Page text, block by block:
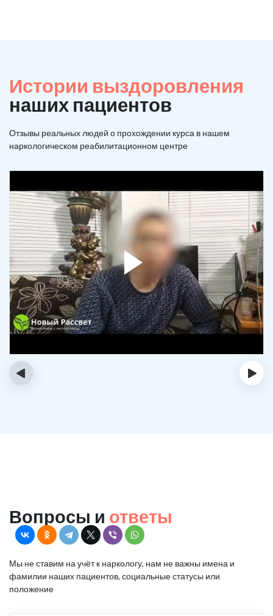
Истории выздоровления
наших пациентов
Отзывы реальных людей о прохождении курса в нашем
наркологическом реабилитационном центре
‹ ›
Вопросы и ответы
Мы не ставим на учёт к наркологу, нам не важны имена и
фамилии наших пациентов, социальные статусы или
положение